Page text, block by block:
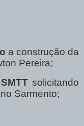
a construção da
Pereira;
solicitando
Sarmento;